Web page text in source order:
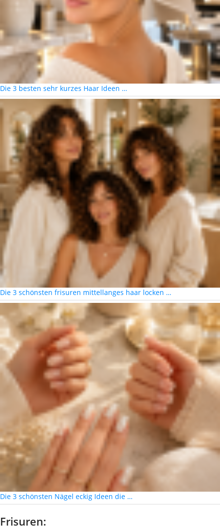
Die 3 besten sehr kurzes Haar Ideen …
Die 3 schönsten frisuren mittellanges haar locken …
Die 3 schönsten Nägel eckig Ideen die …
Frisuren: